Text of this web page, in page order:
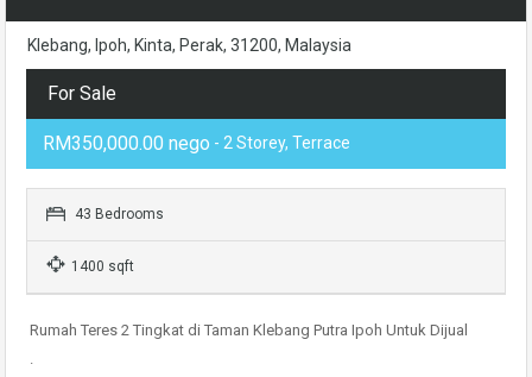
Klebang, Ipoh, Kinta, Perak, 31200, Malaysia
For Sale
RM350,000.00 nego - 2 Storey, Terrace
43 Bedrooms
1400 sqft
Rumah Teres 2 Tingkat di Taman Klebang Putra Ipoh Untuk Dijual
.